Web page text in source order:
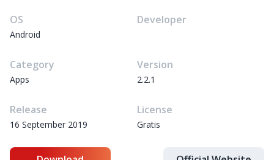
OS
Android
Developer
Category
Apps
Version
2.2.1
Release
16 September 2019
License
Gratis